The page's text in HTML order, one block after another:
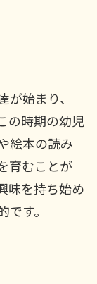
始まり、
の時期の幼児
絵本の読み
育むことが
味を持ち始め
す。